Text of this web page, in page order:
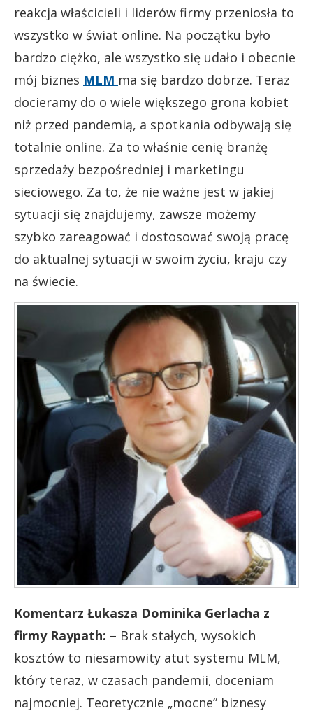
reakcja właścicieli i liderów firmy przeniosła to
wszystko w świat online. Na początku było
bardzo ciężko, ale wszystko się udało i obecnie
mój biznes MLM ma się bardzo dobrze. Teraz
docieramy do o wiele większego grona kobiet
niż przed pandemią, a spotkania odbywają się
totalnie online. Za to właśnie cenię branżę
sprzedaży bezpośredniej i marketingu
sieciowego. Za to, że nie ważne jest w jakiej
sytuacji się znajdujemy, zawsze możemy
szybko zareagować i dostosować swoją pracę
do aktualnej sytuacji w swoim życiu, kraju czy
na świecie.
Komentarz Łukasza Dominika Gerlacha z
firmy Raypath: – Brak stałych, wysokich
kosztów to niesamowity atut systemu MLM,
który teraz, w czasach pandemii, doceniam
najmocniej. Teoretycznie „mocne” biznesy